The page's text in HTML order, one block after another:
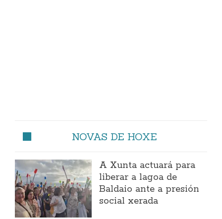
NOVAS DE HOXE
A Xunta actuará para
liberar a lagoa de
Baldaio ante a presión
social xerada